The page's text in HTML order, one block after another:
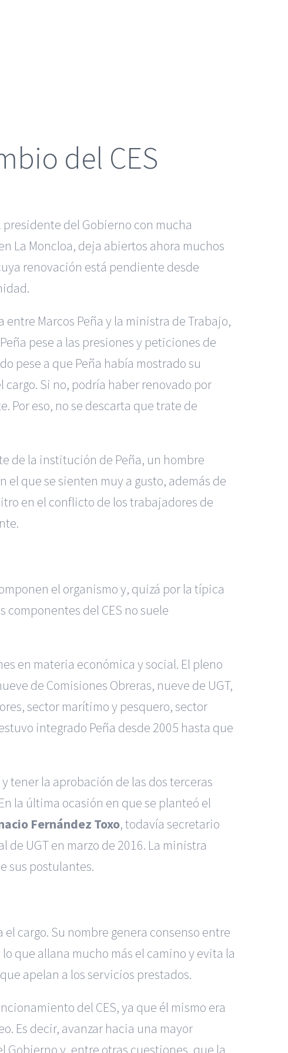
del CES
del Gobierno con mucha
La Moncloa, deja abiertos ahora muchos
renovación está pendiente desde
Marcos Peña y la ministra de Trabajo,
pese a las presiones y peticiones de
pese a que Peña había mostrado su
Si no, podría haber renovado por
Por eso, no se descarta que trate de
de la institución de Peña, un hombre
que se sienten muy a gusto, además de
en el conflicto de los trabajadores de
el organismo y, quizá por la típica
componentes del CES no suele
en materia económica y social. El pleno
de Comisiones Obreras, nueve de UGT,
sector marítimo y pesquero, sector
integrado Peña desde 2005 hasta que
tener la aprobación de las dos terceras
la última ocasión en que se planteó el
Fernández Toxo, todavía secretario
UGT en marzo de 2016. La ministra
sus postulantes.
cargo. Su nombre genera consenso entre
que allana mucho más el camino y evita la
apelan a los servicios prestados.
del CES, ya que él mismo era
Es decir, avanzar hacia una mayor
y, entre otras cuestiones, que la